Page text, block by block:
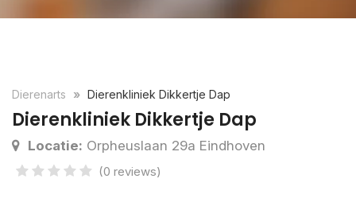
Dierenarts Dierenkliniek Dikkertje Dap
Dierenkliniek Dikkertje Dap
Locatie: Orpheuslaan 29a Eindhoven
(0 reviews)